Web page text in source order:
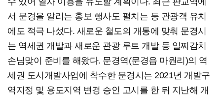
서 문경을 알리는 홍보 행사도 펼치는 등 관광객 유치
에도 적극 나섰다. 새로운 철도의 개통에 맞춰 문경시
는 역세권 개발과 새로운 관광 루트 개발 등 일찌감치
손님맞이 준비를 해왔다. 문경역(문경읍 마원리)의 역
세권 도시개발사업에 착수한 문경시는 2021년 개발구
역지정 및 용도지역 변경 승인 고시를 한 뒤 지난해 개